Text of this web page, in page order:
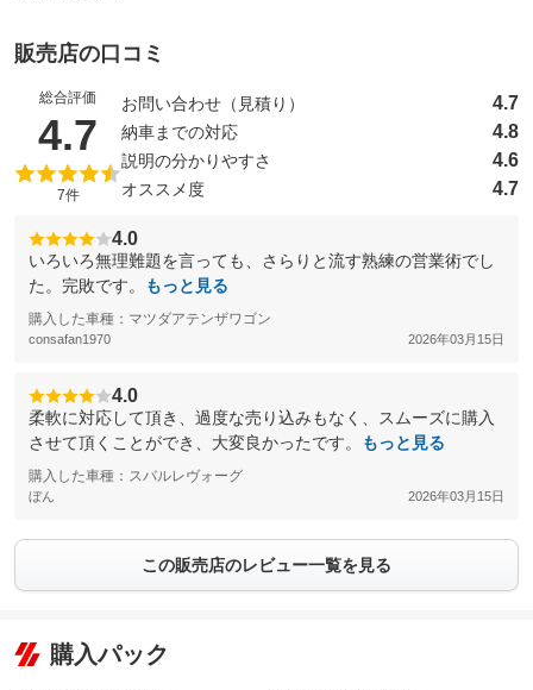
販売店の口コミ
総合評価
4.7 （5点満点中）
7件
お問い合わせ（見積り） 4.7
納車までの対応 4.8
説明の分かりやすさ 4.6
オススメ度 4.7
4.0
いろいろ無理難題を言っても、さらりと流す熟練の営業術でし
た。完敗です。
もっと見る
購入した車種：マツダアテンザワゴン
consafan1970 2026年03月15日
4.0
柔軟に対応して頂き、過度な売り込みもなく、スムーズに購入
させて頂くことができ、大変良かったです。
もっと見る
購入した車種：スバルレヴォーグ
ぼん 2026年03月15日
この販売店のレビュー一覧を見る
購入パック